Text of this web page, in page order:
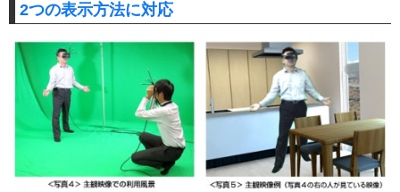
2つの表示方法に対応